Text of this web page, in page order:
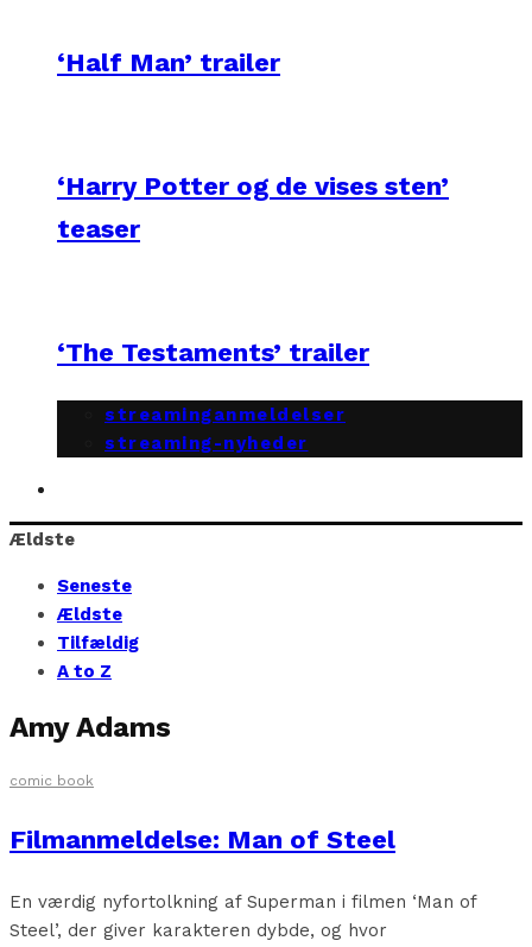
‘Half Man’ trailer
‘Harry Potter og de vises sten’
teaser
‘The Testaments’ trailer
streaminganmeldelser
streaming-nyheder
Ældste
Seneste
Ældste
Tilfældig
A to Z
Amy Adams
comic book
Filmanmeldelse: Man of Steel
En værdig nyfortolkning af Superman i filmen ‘Man of
Steel’, der giver karakteren dybde, og hvor